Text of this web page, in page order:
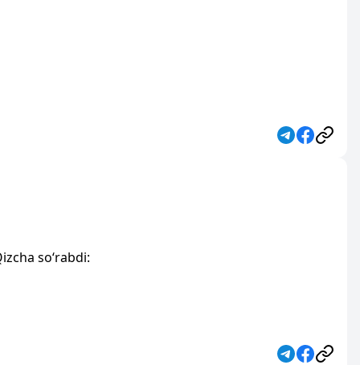
so‘rabdi: